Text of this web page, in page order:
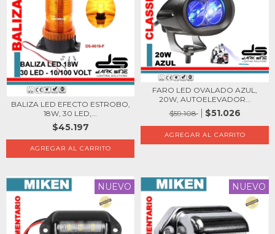
BALIZA LED EFECTO ESTROBO,
18W, 30 LED,...
$45.197
FARO LED OVALADO AZUL,
20W, AUTOELEVADOR...
$59.108
$51.026
NUEVO NUEVO